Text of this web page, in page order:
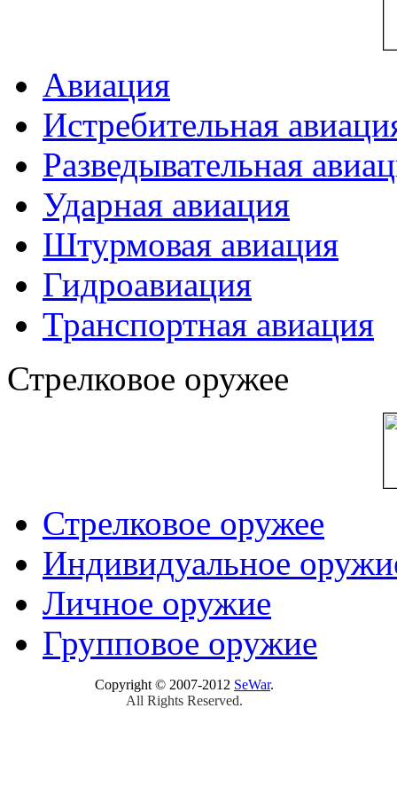
Авиация
Истребительная
Разведывательная
Ударная авиация
Штурмовая авиация
Гидроавиация
Транспортная авиация
Стрелковое оружее
Стрелковое оружее
Индивидуальное
Личное оружие
Групповое оружие
Copyright © 2007-2012 SeWar.
All Rights Reserved.